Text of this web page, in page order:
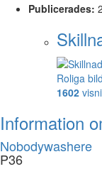
Publicerades:
Roliga
1602
Information
Nobodywashere
P36